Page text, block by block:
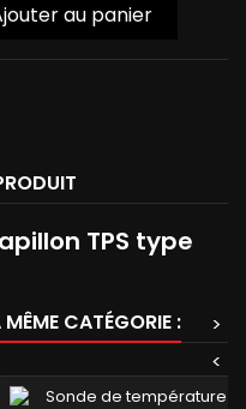
au panier
TPS type
CATÉGORIE :
>
<